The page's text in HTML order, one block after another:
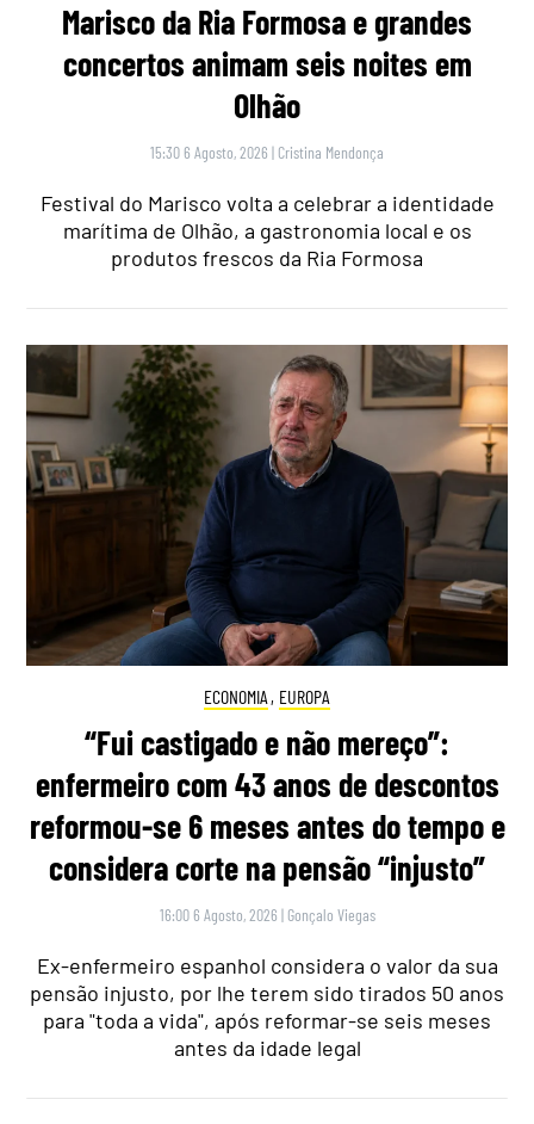
Marisco da Ria Formosa e grandes
concertos animam seis noites em
Olhão
15:30 6 Agosto, 2026 | Cristina Mendonça
Festival do Marisco volta a celebrar a identidade
marítima de Olhão, a gastronomia local e os
produtos frescos da Ria Formosa
ECONOMIA , EUROPA
“Fui castigado e não mereço”:
enfermeiro com 43 anos de descontos
reformou-se 6 meses antes do tempo e
considera corte na pensão “injusto”
16:00 6 Agosto, 2026 | Gonçalo Viegas
Ex-enfermeiro espanhol considera o valor da sua
pensão injusto, por lhe terem sido tirados 50 anos
para "toda a vida", após reformar-se seis meses
antes da idade legal